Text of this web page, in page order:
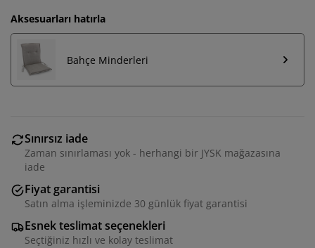
Aksesuarları hatırla
Bahçe Minderleri
Sınırsız iade
Zaman sınırlaması yok - herhangi bir JYSK mağazasına
iade
Fiyat garantisi
Satın alma işleminizde 30 günlük fiyat garantisi
Esnek teslimat seçenekleri
Seçtiğiniz hızlı ve kolay teslimat
Deneyiminizi kişiselleştiriyoruz
Deneyiminizi kişiselleştiriyoruz JYSK olarak, web
sitemizi ziyaret ettiğinizde size iyi bir deneyim sunmak
için çerezler ve mobil tanımlayıcılar kullanıyoruz.